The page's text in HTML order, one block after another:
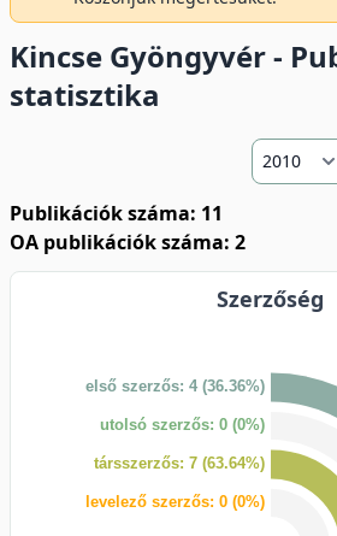
Kincse Gyöngyvér -
statisztika
Publikációk száma: 11
OA publikációk száma: 2
Szerzőség
első szerzős: 4 (36.36%)
utolsó szerzős: 0 (0%)
társszerzős: 7 (63.64%)
levelező szerzős: 0 (0%)